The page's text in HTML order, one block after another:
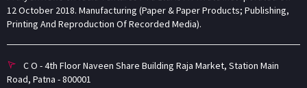
12 October 2018. Manufacturing (Paper & Paper Products; Publishing,
Printing And Reproduction Of Recorded Media).
C O - 4th Floor Naveen Share Building Raja Market, Station Main
Road, Patna - 800001